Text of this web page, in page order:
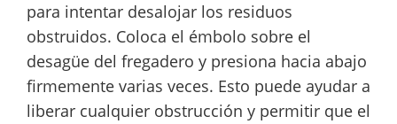
para intentar desalojar los residuos
obstruidos. Coloca el émbolo sobre el
desagüe del fregadero y presiona hacia abajo
firmemente varias veces. Esto puede ayudar a
liberar cualquier obstrucción y permitir que el